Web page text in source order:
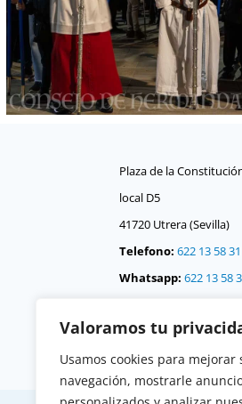
Valoramos tu
Usamos cookies para
navegación, mostrarle
Plaza de la
local D5
41720 Utrera (Sevilla)
Telefono: 622 13 58 31
Whatsapp: 622 13 58